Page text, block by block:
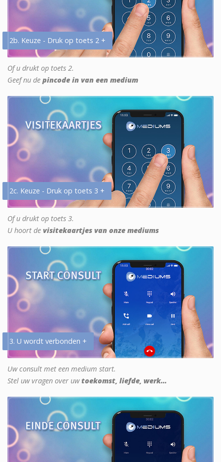
2b. Keuze - Druk op toets 2 +
Of u drukt op toets 2.
Geef nu de pincode in van een medium
2c. Keuze - Druk op toets 3 +
Of u drukt op toets 3.
U hoort de visitekaartjes van onze mediums
3. U wordt verbonden +
Uw consult met een medium start.
Stel uw vragen over uwtoekomst, liefde, werk...